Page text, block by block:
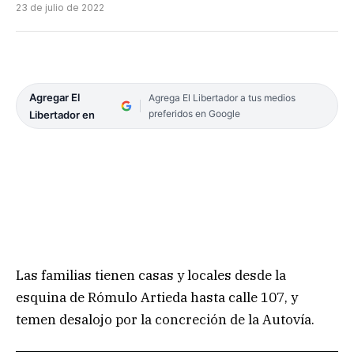
23 de julio de 2022
Agregar El
Libertador en
Agrega El Libertador a tus medios
preferidos en Google
Las familias tienen casas y locales desde la
esquina de Rómulo Artieda hasta calle 107, y
temen desalojo por la concreción de la Autovía.